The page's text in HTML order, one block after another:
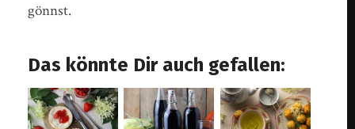
gönnst.
Das könnte Dir auch gefallen: